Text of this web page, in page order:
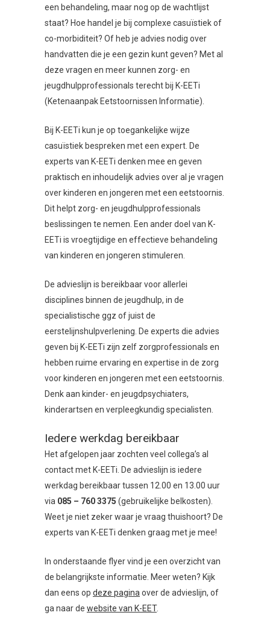
een behandeling, maar nog op de wachtlijst
staat? Hoe handel je bij complexe casuïstiek of
co-morbiditeit? Of heb je advies nodig over
handvatten die je een gezin kunt geven? Met al
deze vragen en meer kunnen zorg- en
jeugdhulpprofessionals terecht bij K-EETi
(Ketenaanpak Eetstoornissen Informatie).
Bij K-EETi kun je op toegankelijke wijze
casuïstiek bespreken met een expert. De
experts van K-EETi denken mee en geven
praktisch en inhoudelijk advies over al je vragen
over kinderen en jongeren met een eetstoornis.
Dit helpt zorg- en jeugdhulpprofessionals
beslissingen te nemen. Een ander doel van K-
EETi is vroegtijdige en effectieve behandeling
van kinderen en jongeren stimuleren.
De advieslijn is bereikbaar voor allerlei
disciplines binnen de jeugdhulp, in de
specialistische ggz of juist de
eerstelijnshulpverlening. De experts die advies
geven bij K-EETi zijn zelf zorgprofessionals en
hebben ruime ervaring en expertise in de zorg
voor kinderen en jongeren met een eetstoornis.
Denk aan kinder- en jeugdpsychiaters,
kinderartsen en verpleegkundig specialisten.
Iedere werkdag bereikbaar
Het afgelopen jaar zochten veel collega’s al
contact met K-EETi. De advieslijn is iedere
werkdag bereikbaar tussen 12.00 en 13.00 uur
via 085 – 760 3375 (gebruikelijke belkosten).
Weet je niet zeker waar je vraag thuishoort? De
experts van K-EETi denken graag met je mee!
In onderstaande flyer vind je een overzicht van
de belangrijkste informatie. Meer weten? Kijk
dan eens op deze pagina over de advieslijn, of
ga naar de website van K-EET.